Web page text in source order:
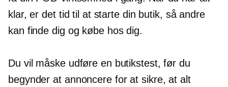
klar, er det tid til at starte din butik, så andre
kan finde dig og købe hos dig.
Du vil måske udføre en butikstest, før du
begynder at annoncere for at sikre, at alt